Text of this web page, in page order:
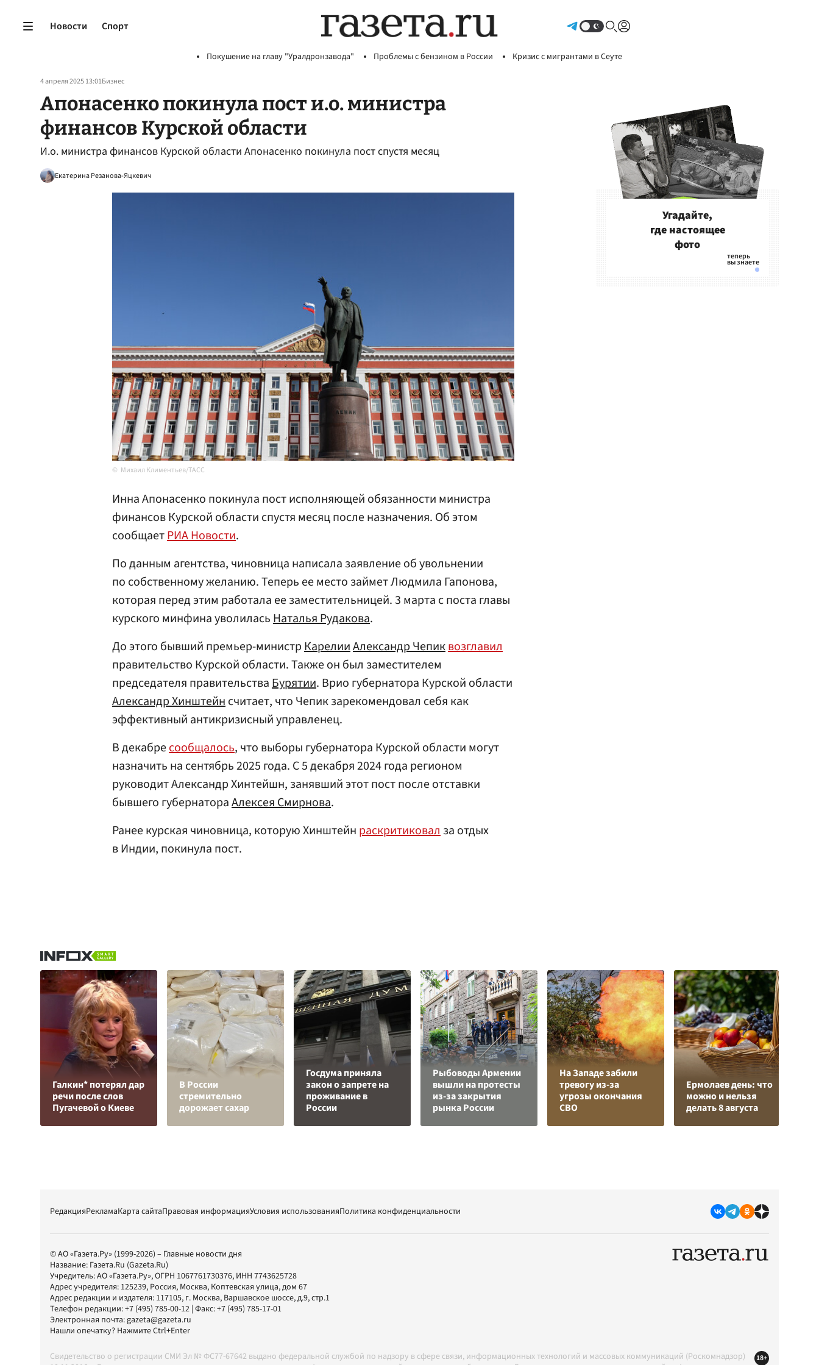
Новости Спорт
Покушение на главу "Уралдронзавода" Проблемы с бензином в России Кризис с мигрантами в Сеуте
4 апреля 2025 13:01Бизнес
Апонасенко покинула пост и.о. министра
финансов Курской области
И.о. министра финансов Курской области Апонасенко покинула пост спустя месяц
Екатерина Резанова-Яцкевич
Михаил Климентьев/ТАСС
Инна Апонасенко покинула пост исполняющей обязанности министра
финансов Курской области спустя месяц после назначения. Об этом
сообщаетРИА Новости.
По данным агентства, чиновница написала заявление об увольнении
по собственному желанию. Теперь ее место займет Людмила Гапонова,
которая перед этим работала ее заместительницей. 3 марта с поста главы
курского минфина уволиласьНаталья Рудакова.
До этого бывший премьер-министрКарелииАлександр Чепиквозглавил
правительство Курской области. Также он был заместителем
председателя правительстваБурятии. Врио губернатора Курской области
Александр Хинштейнсчитает, что Чепик зарекомендовал себя как
эффективный антикризисный управленец.
В декабресообщалось, что выборы губернатора Курской области могут
назначить на сентябрь 2025 года. С 5 декабря 2024 года регионом
руководит Александр Хинтейшн, занявший этот пост после отставки
бывшего губернатораАлексея Смирнова.
Ранее курская чиновница, которую Хинштейн раскритиковалза отдых
в Индии, покинула пост.
Угадайте,
где настоящее
фото
Галкин* потерял дар
речи после слов
Пугачевой о Киеве
В России
стремительно
дорожает сахар
Госдума приняла
закон о запрете на
проживание в
России
Рыбоводы Армении
вышли на протесты
из-за закрытия
рынка России
На Западе забили
тревогу из-за
угрозы окончания
СВО
Ермолаев день: что
можно и нельзя
делать 8 августа
РедакцияРекламаКарта сайтаПравовая информацияУсловия использованияПолитика конфиденциальности
© АО «Газета.Ру» (1999-2026) – Главные новости дня
Название: Газета.Ru (Gazeta.Ru)
Учредитель:АО «Газета.Ру», ОГРН 1067761730376, ИНН 7743625728
Адрес учредителя: 125239, Россия, Москва, Коптевская улица, дом 67
Адрес редакции и издателя: 117105, г. Москва, Варшавское шоссе, д.9, стр.1
Телефон редакции:+7 (495) 785-00-12 | Факс:+7 (495) 785-17-01
Электронная почта:gazeta@gazeta.ru
Нашли опечатку? Нажмите Ctrl+Enter
Свидетельство о регистрации СМИ Эл № ФС77-67642 выдано федеральной службой по надзору в сфере связи, информационных технологий и массовых коммуникаций (Роскомнадзор)
18+